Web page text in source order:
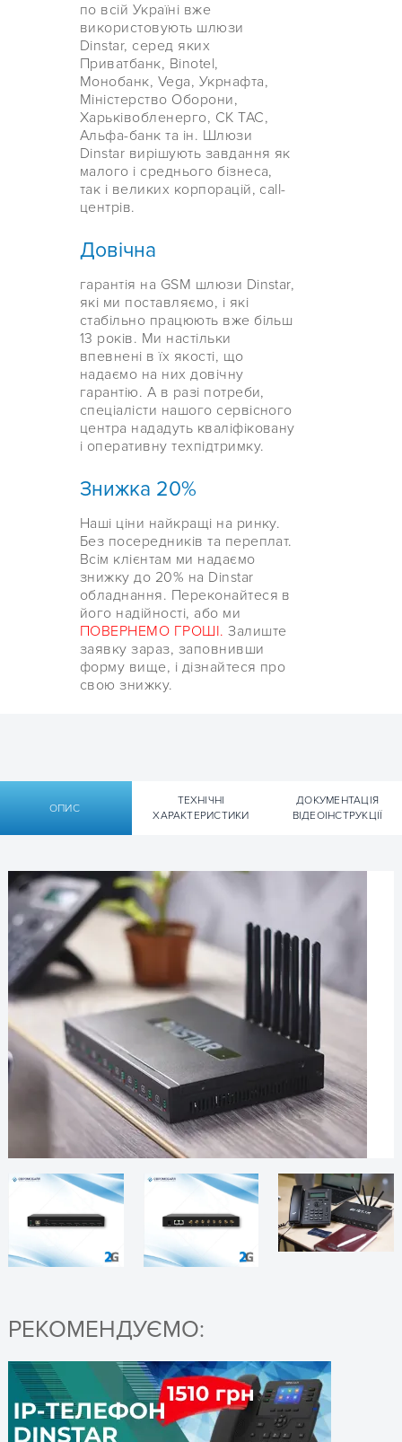
по всій Україні вже
використовують шлюзи
Dinstar, серед яких
Приватбанк, Binotel,
Монобанк, Vega, Укрнафта,
Міністерство Оборони,
Харьківобленерго, СК ТАС,
Альфа-банк та ін. Шлюзи
Dinstar вирішують завдання як
малого і среднього бізнеса,
так і великих корпорацій, call-
центрів.
Довічна
гарантія на GSM шлюзи Dinstar,
які ми поставляємо, і які
стабільно працюють вже більш
13 років. Ми настільки
впевнені в їх якості, що
надаємо на них довічну
гарантію. А в разі потреби,
спеціалісти нашого сервісного
центра нададуть кваліфіковану
і оперативну техпідтримку.
Знижка 20%
Наші ціни найкращі на ринку.
Без посередників та переплат.
Всім клієнтам ми надаємо
знижку до 20% на Dinstar
обладнання. Переконайтеся в
його надійності, або ми
ПОВЕРНЕМО ГРОШІ. Залиште
заявку зараз, заповнивши
форму вище, і дізнайтеся про
свою знижку.
ОПИС
ТЕХНІЧНІ
ХАРАКТЕРИСТИКИ
ДОКУМЕНТАЦІЯ
ВІДЕОІНСТРУКЦІЇ
РЕКОМЕНДУЄМО:
Технічні характеристики
Технічні характеристики VoIP GSM
шлюзу Dinstar UC2000-VE-8G-B
Частотний
діапазон,
МГц
GSM: 850/900/1800/1900
Канали 2/4/6/8 GSM/CDMA каналів
Інтерфейси
Слот SIM-карт: 2/4/6/8
каналів
10/100M Base-Tx RJ45
Консоль: 1*RS-232 115200 біт/
с
Антени: SMA
Світлодіодні індикатори: PWR,
Зняття трубки
Кнопка Reset (скидання)
Встановлення SIM-карт:
локальні SIM
IP v4, TCP/UDP, PPPoE, DHCP,
Технічна документація Dinstar UC2000-
VE-8G-B:
▹ Технічна специфікація UC2000-VE-8G-B — [РУС]
ЗАЛИШТЕ ЗАЯВКУ
і отримайте консультацію
ОТРИМАТИ КОНСУЛЬТАЦІЮ